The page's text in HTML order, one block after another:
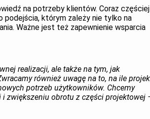
na potrzeby klientów. Coraz częściej
podejścia, którym zależy nie tylko na
Ważne jest też zapewnienie wsparcia
realizacji, ale także na tym, jak
również uwagę na to, na ile
potrzeb użytkowników. Chcemy
zwiększeniu obrotu z części projektowej